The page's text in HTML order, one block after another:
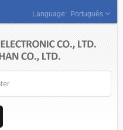
Português